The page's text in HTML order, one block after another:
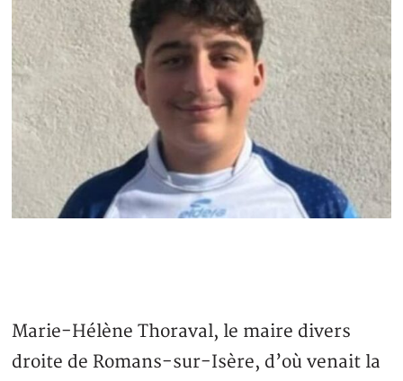
Marie-Hélène Thoraval, le maire divers
droite de Romans-sur-Isère, d’où venait la